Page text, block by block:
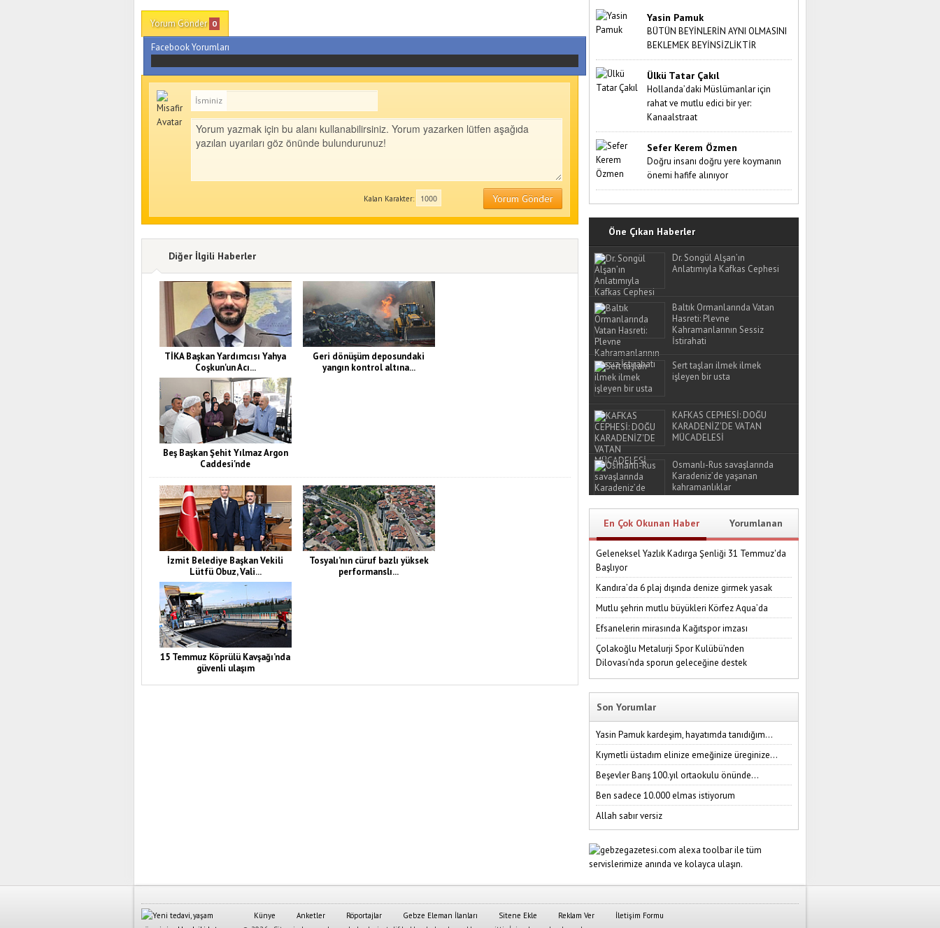
Yorum Gönder 0
Facebook Yorumları
İsminiz
Yorum Gönder
Kalan Karakter:
Diğer İlgili Haberler
TİKA Başkan Yardımcısı Yahya
Coşkun'un Acı...
Geri dönüşüm deposundaki
yangın kontrol altına...
Beş Başkan Şehit Yılmaz Argon
Caddesi'nde
İzmit Belediye Başkan Vekili
Lütfü Obuz, Vali...
Tosyalı’nın cüruf bazlı yüksek
performanslı...
15 Temmuz Köprülü Kavşağı’nda
güvenli ulaşım
Yasin Pamuk
BÜTÜN BEYİNLERİN AYNI OLMASINI
BEKLEMEK BEYİNSİZLİKTİR
Ülkü Tatar Çakıl
Hollanda’daki Müslümanlar için
rahat ve mutlu edici bir yer:
Kanaalstraat
Sefer Kerem Özmen
Doğru insanı doğru yere koymanın
önemi hafife alınıyor
Öne Çıkan Haberler
Dr. Songül Alşan’ın
Anlatımıyla Kafkas Cephesi
Baltık Ormanlarında Vatan
Hasreti: Plevne
Kahramanlarının Sessiz
İstirahati
Sert taşları ilmek ilmek
işleyen bir usta
KAFKAS CEPHESİ: DOĞU
KARADENİZ'DE VATAN
MÜCADELESİ
Osmanlı-Rus savaşlarında
Karadeniz’de yaşanan
kahramanlıklar
En Çok Okunan Haber Yorumlanan
Geleneksel Yazlık Kadırga Şenliği 31 Temmuz'da
Başlıyor
Kandıra’da 6 plaj dışında denize girmek yasak
Mutlu şehrin mutlu büyükleri Körfez Aqua’da
Efsanelerin mirasında Kağıtspor imzası
Çolakoğlu Metalurji Spor Kulübü’nden
Dilovası’nda sporun geleceğine destek
Son Yorumlar
Yasin Pamuk kardeşim, hayatımda tanıdığım...
Kıymetli üstadım elinize emeğinize üreginize...
Beşevler Barış 100.yıl ortaokulu önünde...
Ben sadece 10.000 elmas istiyorum
Allah sabır versiz
Künye Anketler Röportajlar Gebze Eleman İlanları Sitene Ekle Reklam Ver
İletişim Formu